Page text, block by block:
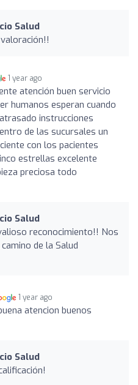
Salud
1 year ago
atención buen servicio
humanos esperan cuando
instrucciones
de las sucursales un
con los pacientes
estrellas excelente
preciosa todo
Salud
reconocimiento!! Nos
de la Salud
1 year ago
atencion buenos
Salud